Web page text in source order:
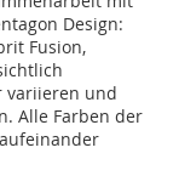
Design:
Fusion,
variieren und
Alle Farben der